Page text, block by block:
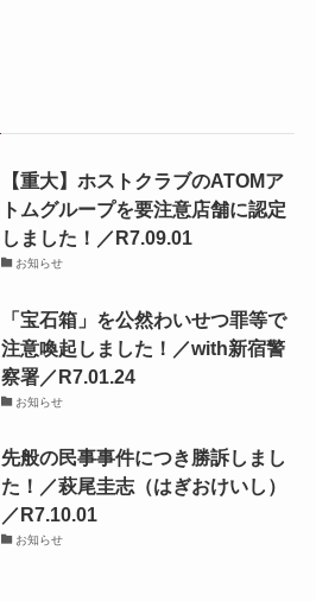
【重大】ホストクラブのATOMア
トムグループを要注意店舗に認定
しました！／R7.09.01
お知らせ
「宝石箱」を公然わいせつ罪等で
注意喚起しました！／with新宿警
察署／R7.01.24
お知らせ
先般の民事事件につき勝訴しまし
た！／萩尾圭志（はぎおけいし）
／R7.10.01
お知らせ